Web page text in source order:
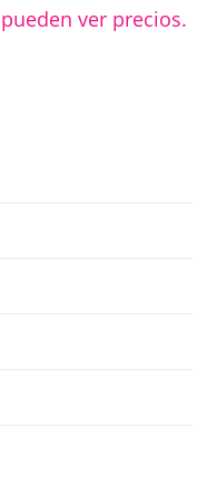
pueden ver precios.